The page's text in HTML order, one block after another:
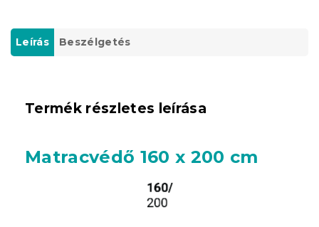
Leírás Beszélgetés
Termék részletes leírása
Matracvédő 160 x 200 cm